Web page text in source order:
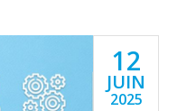
12
JUIN
2025